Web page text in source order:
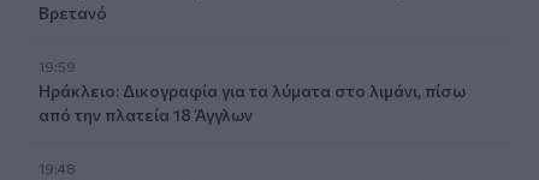
Βρετανό
19:59
Ηράκλειο: Δικογραφία για τα λύματα στο λιμάνι, πίσω
από την πλατεία 18 Άγγλων
19:48